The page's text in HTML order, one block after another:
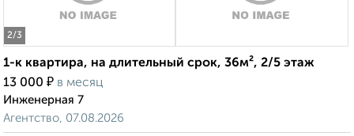
2/3
1-к квартира, на длительный срок, 36м², 2/5 этаж
13 000 ₽ в месяц
Инженерная 7
Агентство, 07.08.2026